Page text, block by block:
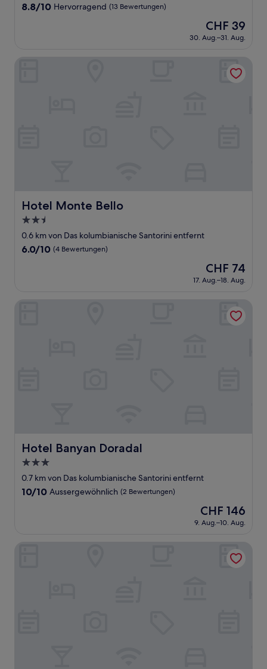
Unterkunft
8.8
Bewertungen)
8.8/10 Hervorragend (13 Bewertungen)
Der
Preis
beträgt
CHF 39
30. Aug.–31. Aug.
Hotel Monte Bello
Hotel Monte Bello
2.5-
Sterne-
Unterkunft
0.6 km von Das kolumbianische Santorini entfernt
6.0
6.0/10 (4 Bewertungen)
Der
Preis
beträgt
CHF 74
17. Aug.–18. Aug.
Hotel Banyan Doradal
Hotel Banyan Doradal
3.0-
Sterne-
Unterkunft
0.7 km von Das kolumbianische Santorini entfernt
10.0
Bewertungen)
10/10 Aussergewöhnlich (2 Bewertungen)
Der
Preis
beträgt
CHF 146
9. Aug.–10. Aug.